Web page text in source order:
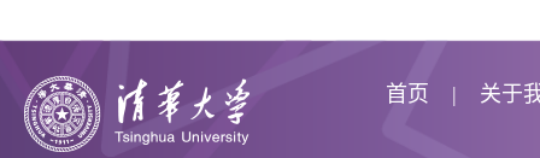
首页 关于